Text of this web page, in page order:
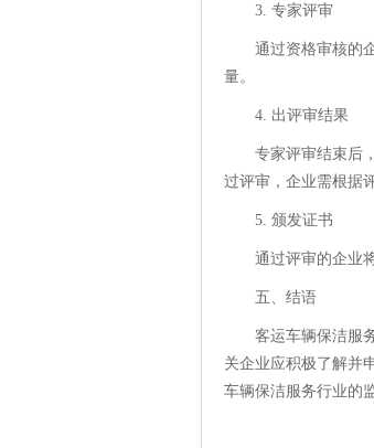
3. 专家评审
通过资格审核的
量。
4. 出评审结果
专家评审结束后
过评审，企业需根据
5. 颁发证书
通过评审的企业
五、结语
客运车辆保洁服
关企业应积极了解并
车辆保洁服务行业的